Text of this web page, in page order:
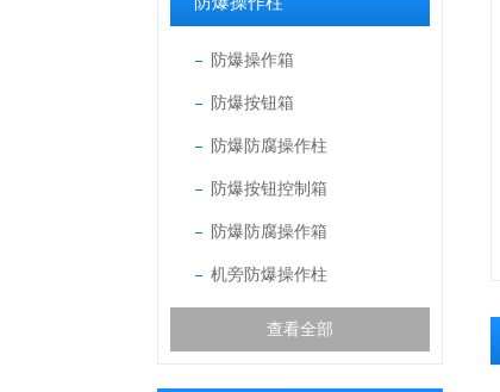
防爆操作箱
防爆按钮箱
防爆防腐操作柱
防爆按钮控制箱
防爆防腐操作箱
机旁防爆操作柱
查看全部